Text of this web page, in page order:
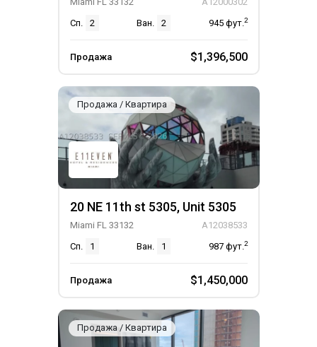
Сп.
2 Ван. 2 945 фут.2
Продажа $1,396,500
Продажа / Квартира
20 NE 11th st 5305, Unit 5305
Miami FL 33132
A12038533
Сп.
1 Ван. 1 987 фут.2
Продажа $1,450,000
Продажа / Квартира